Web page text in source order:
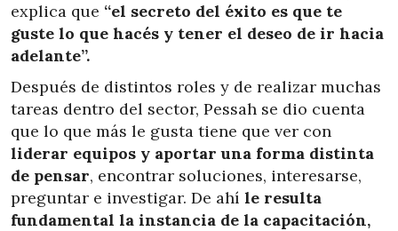
explica que “el secreto del éxito es que te
guste lo que hacés y tener el deseo de ir hacia
adelante”.
Después de distintos roles y de realizar muchas
tareas dentro del sector, Pessah se dio cuenta
que lo que más le gusta tiene que ver con
liderar equipos y aportar una forma distinta
de pensar, encontrar soluciones, interesarse,
preguntar e investigar. De ahí le resulta
fundamental la instancia de la capacitación,